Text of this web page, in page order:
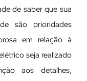
de saber que sua
são prioridades
em relação à
seja realizado
aos detalhes,